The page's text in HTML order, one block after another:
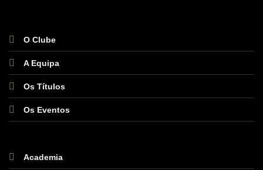
O Clube
A Equipa
Os Títulos
Os Eventos
Academia